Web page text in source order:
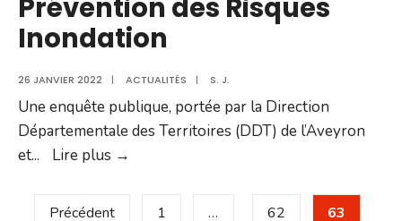
Prévention des Risques
Inondation
26 JANVIER 2022 | ACTUALITÉS | S. J.
Une enquête publique, portée par la Direction
Départementale des Territoires (DDT) de l’Aveyron
et... Lire plus →
publique
Pagination
Précédent 1 … 62 63